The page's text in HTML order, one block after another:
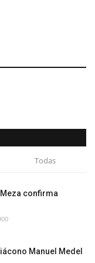
Todas
confirma
Manuel Medel